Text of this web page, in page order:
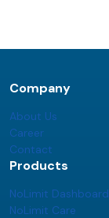
Company
About Us
Career
Contact
Products
NoLimit Dashboard
NoLimit Care